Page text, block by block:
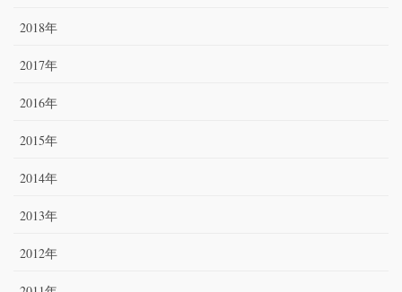
2018年
2017年
2016年
2015年
2014年
2013年
2012年